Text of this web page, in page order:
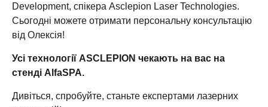
Development, спікера Asclepion Laser Technologies.
Сьогодні можете отримати персональну консультацію
від Олексія!
Усі технології ASCLEPION чекають на вас на
стенді AlfaSPA.
Дивіться, спробуйте, станьте експертами лазерних